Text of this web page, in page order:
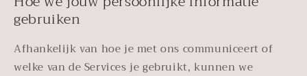
gebruiken
Afhankelijk van hoe je met ons communiceert of
welke van de Services je gebruikt, kunnen we